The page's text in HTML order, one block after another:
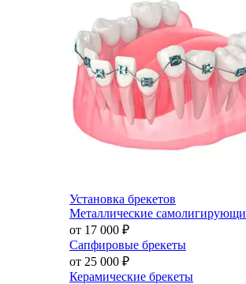
Установка брекетов
Металлические
от 17 000 ₽
Сапфировые брекеты
от 25 000 ₽
Керамические брекеты